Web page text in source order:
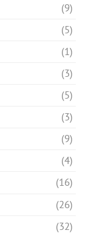
(9)
(5)
(1)
(3)
(5)
(3)
(9)
(4)
(16)
(26)
(32)